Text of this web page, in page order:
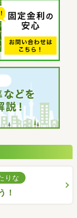
りな
！